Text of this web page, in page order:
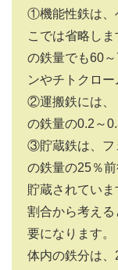
①機能性鉄は、
こでは省略し
の鉄量でも60
ンやチトクロー
②運搬鉄には、
の鉄量の0.2～
③貯蔵鉄は、フ
の鉄量の25％
貯蔵されていま
割合から考え
要になります。
体内の鉄分は